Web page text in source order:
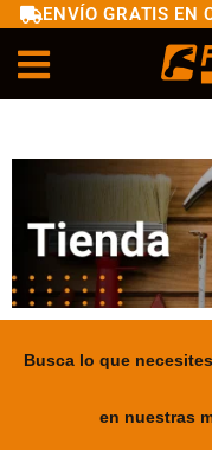
ENVÍO GRATIS
Busca lo que
en nuestras